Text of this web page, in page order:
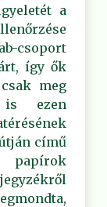
a
csoport
így ők
meg
is ezen
című
papírok